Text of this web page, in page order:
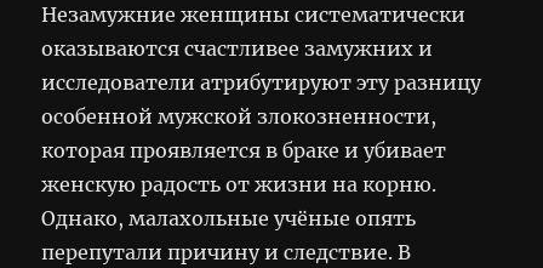
Незамужние женщины систематически
оказываются счастливее замужних и
исследователи атрибутируют эту разницу
особенной мужской злокозненности,
которая проявляется в браке и убивает
женскую радость от жизни на корню.
Однако, малахольные учёные опять
перепутали причину и следствие. В